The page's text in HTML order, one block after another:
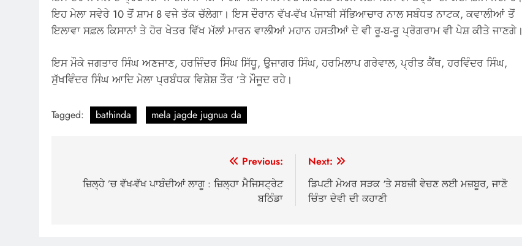
ਇਹ ਮੇਲਾ ਸਵੇਰੇ 10 ਤੋਂ ਸ਼ਾਮ 8 ਵਜੇ ਤੱਕ ਚੱਲੇਗਾ। ਇਸ ਦੌਰਾਨ ਵੱਖ-ਵੱਖ ਪੰਜਾਬੀ ਸੱਭਿਆਚਾਰ ਨਾਲ ਸਬੰਧਤ ਨਾਟਕ, ਕਵਾਲੀਆਂ ਤੋਂ
ਇਲਾਵਾ ਸਫ਼ਲ ਕਿਸਾਨਾਂ ਤੇ ਹੋਰ ਖੇਤਰ ਵਿੱਖ ਮੱਲਾਂ ਮਾਰਨ ਵਾਲੀਆਂ ਮਹਾਨ ਹਸਤੀਆਂ ਦੇ ਵੀ ਰੂ-ਬ-ਰੂ ਪ੍ਰੋਗਰਾਮ ਵੀ ਪੇਸ਼ ਕੀਤੇ ਜਾਣਗੇ।
ਇਸ ਮੌਕੇ ਜਗਤਾਰ ਸਿੰਘ ਅਣਜਾਣ, ਹਰਜਿੰਦਰ ਸਿੰਘ ਸਿੱਧੂ, ਉਜਾਗਰ ਸਿੰਘ, ਹਰਮਿਲਾਪ ਗਰੇਵਾਲ, ਪ੍ਰੀਤ ਕੈਂਥ, ਹਰਵਿੰਦਰ ਸਿੰਘ,
ਸੁੱਖਵਿੰਦਰ ਸਿੰਘ ਆਦਿ ਮੇਲਾ ਪ੍ਰਬੰਧਕ ਵਿਸ਼ੇਸ਼ ਤੌਰ ’ਤੇ ਮੌਜੂਦ ਰਹੇ।
Tagged: bathinda mela jagde jugnua da
navigation
Previous:
ਜ਼ਿਲ੍ਹੇ ’ਚ ਵੱਖ-ਵੱਖ ਪਾਬੰਦੀਆਂ ਲਾਗੂ : ਜ਼ਿਲ੍ਹਾ ਮੈਜਿਸਟ੍ਰੇਟ
ਬਠਿੰਡਾ
Next:
ਡਿਪਟੀ ਮੇਅਰ ਸੜਕ ‘ਤੇ ਸਬਜ਼ੀ ਵੇਚਣ ਲਈ ਮਜ਼ਬੂਰ, ਜਾਣੋ
ਚਿੰਤਾ ਦੇਵੀ ਦੀ ਕਹਾਣੀ